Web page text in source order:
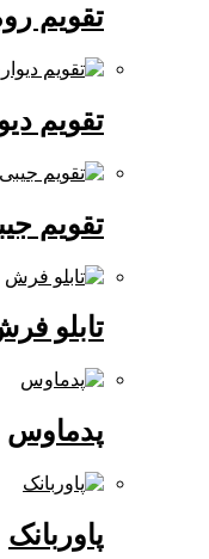
تقویم رومیزی
تقویم دیواری
تقویم جیبی
تابلو فرش